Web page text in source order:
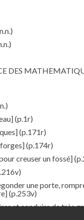
DES
(p.1r)
(p.171r)
(p.174r)
creuser un fossé]
une porte,
(p.253v)
et conduire de très